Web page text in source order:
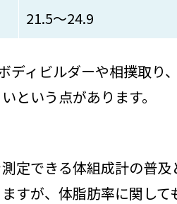
21.5～24.9
ディビルダーや相撲取り
という点があります。
定できる体組成計の普
すが、体脂肪率に関して